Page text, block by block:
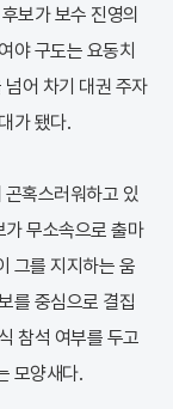
보가 보수 진영의
야 구도는 요동치
어 차기 대권 주자
가 됐다.
혹스러워하고 있
무소속으로 출마
그를 지지하는 움
를 중심으로 결집
참석 여부를 두고
모양새다.